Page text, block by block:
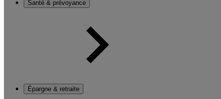
Santé & prévoyance
Épargne & retraite